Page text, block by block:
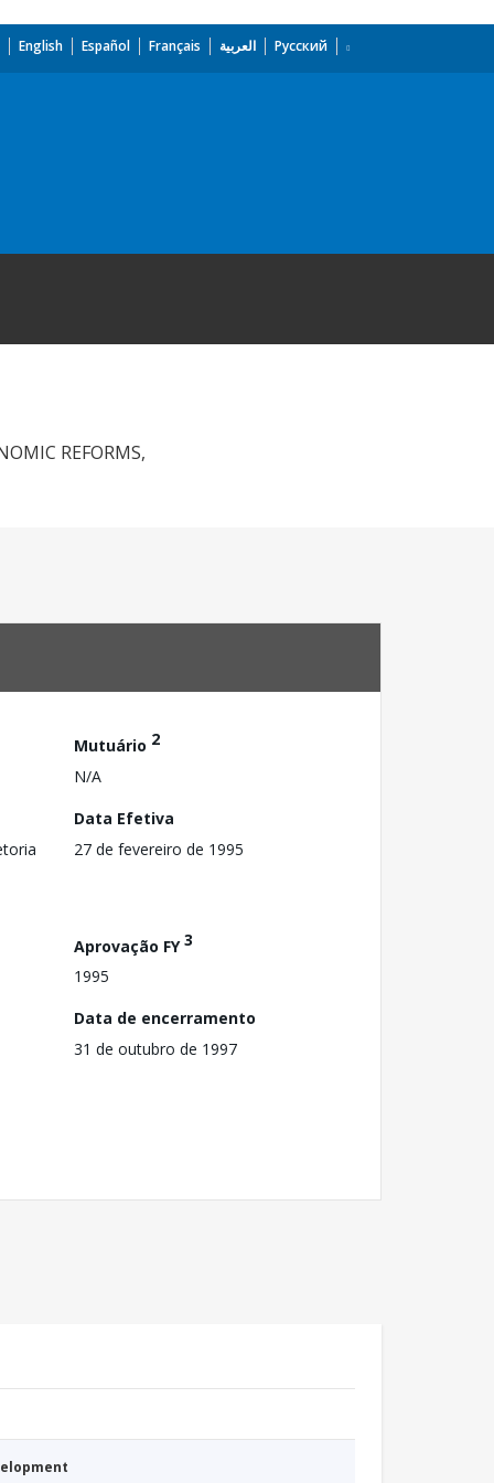
English Español Français العربية Русский
REFORMS,
Mutuário 2
N/A
Data Efetiva
27 de fevereiro de 1995
Aprovação FY3
1995
Data de encerramento
31 de outubro de 1997